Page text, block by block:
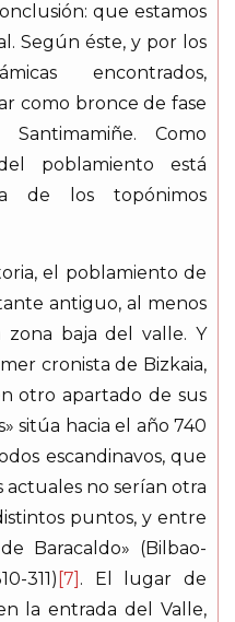
que estamos
Según éste, y por los
encontrados,
como bronce de fase
Como
poblamiento está
de los topónimos
el poblamiento de
antiguo, al menos
baja del valle. Y
cronista de Bizkaia,
otro apartado de sus
sitúa hacia el año 740
escandinavos, que
actuales no serían otra
puntos, y entre
Baracaldo» (Bilbao-
311) [7] . El lugar de
la entrada del Valle,